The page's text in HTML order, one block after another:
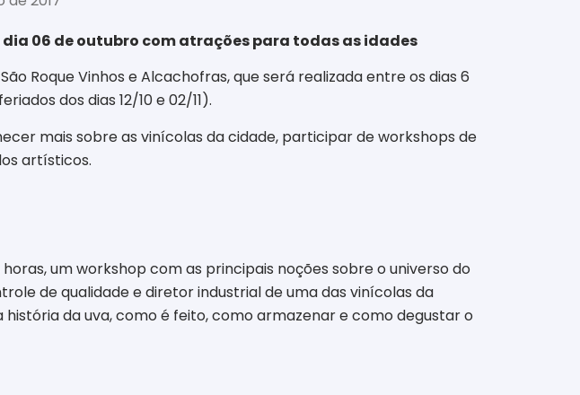
06 de outubro com atrações para todas as idades
Roque Vinhos e Alcachofras, que será realizada entre os dias 6
dos dias 12/10 e 02/11).
mais sobre as vinícolas da cidade, participar de workshops de
artísticos.
um workshop com as principais noções sobre o universo do
de qualidade e diretor industrial de uma das vinícolas da
da uva, comoé feito, como armazenar e como degustar o